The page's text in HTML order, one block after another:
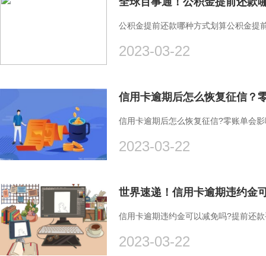
公积金提前还款哪种方式划算公积金提
2023-03-22
信用卡逾期后怎么恢复征信？
信用卡逾期后怎么恢复征信?零账单会
2023-03-22
世界速递！信用卡逾期违约金
信用卡逾期违约金可以减免吗?提前还
2023-03-22